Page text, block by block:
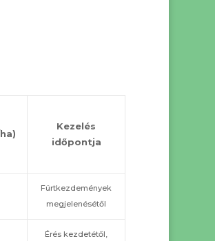
Kezelés
időpontja
Fürtkezdemények
megjelenésétől
Érés kezdetétől,